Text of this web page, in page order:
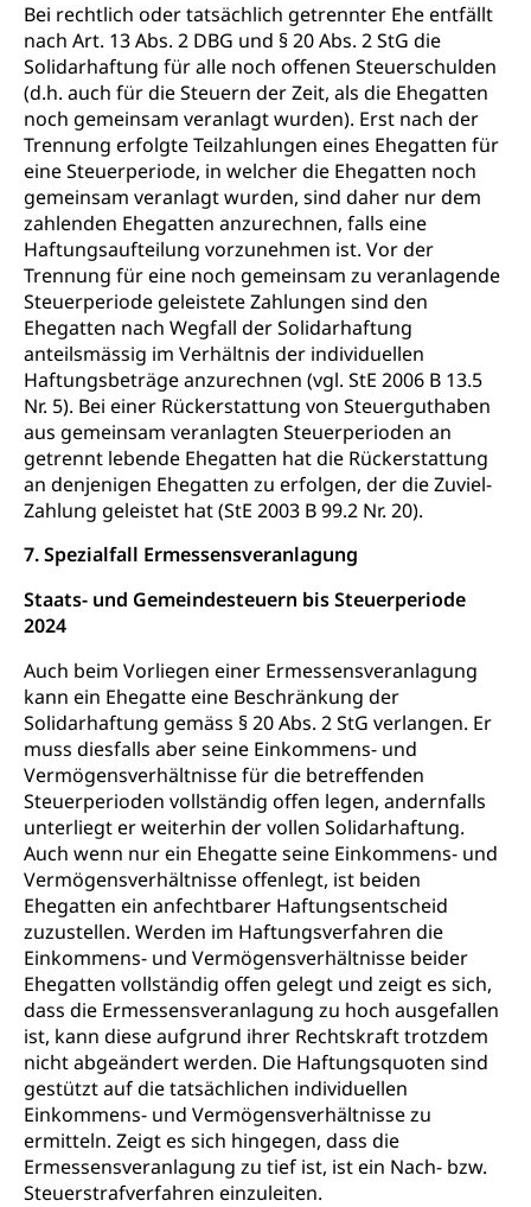
Bei rechtlich oder tatsächlich getrennter Ehe entfällt
nach Art. 13 Abs. 2 DBG und § 20 Abs. 2 StG die
Solidarhaftung für alle noch offenen Steuerschulden
(d.h. auch für die Steuern der Zeit, als die Ehegatten
noch gemeinsam veranlagt wurden). Erst nach der
Trennung erfolgte Teilzahlungen eines Ehegatten für
eine Steuerperiode, in welcher die Ehegatten noch
gemeinsam veranlagt wurden, sind daher nur dem
zahlenden Ehegatten anzurechnen, falls eine
Haftungsaufteilung vorzunehmen ist. Vor der
Trennung für eine noch gemeinsam zu veranlagende
Steuerperiode geleistete Zahlungen sind den
Ehegatten nach Wegfall der Solidarhaftung
anteilsmässig im Verhältnis der individuellen
Haftungsbeträge anzurechnen (vgl. StE 2006 B 13.5
Nr. 5). Bei einer Rückerstattung von Steuerguthaben
aus gemeinsam veranlagten Steuerperioden an
getrennt lebende Ehegatten hat die Rückerstattung
an denjenigen Ehegatten zu erfolgen, der die Zuviel-
Zahlung geleistet hat (StE 2003 B 99.2 Nr. 20).
7. Spezialfall Ermessensveranlagung
Staats- und Gemeindesteuern bis Steuerperiode
2024
Auch beim Vorliegen einer Ermessensveranlagung
kann ein Ehegatte eine Beschränkung der
Solidarhaftung gemäss § 20 Abs. 2 StG verlangen. Er
muss diesfalls aber seine Einkommens- und
Vermögensverhältnisse für die betreffenden
Steuerperioden vollständig offen legen, andernfalls
unterliegt er weiterhin der vollen Solidarhaftung.
Auch wenn nur ein Ehegatte seine Einkommens- und
Vermögensverhältnisse offenlegt, ist beiden
Ehegatten ein anfechtbarer Haftungsentscheid
zuzustellen. Werden im Haftungsverfahren die
Einkommens- und Vermögensverhältnisse beider
Ehegatten vollständig offen gelegt und zeigt es sich,
dass die Ermessensveranlagung zu hoch ausgefallen
ist, kann diese aufgrund ihrer Rechtskraft trotzdem
nicht abgeändert werden. Die Haftungsquoten sind
gestützt auf die tatsächlichen individuellen
Einkommens- und Vermögensverhältnisse zu
ermitteln. Zeigt es sich hingegen, dass die
Ermessensveranlagung zu tief ist, ist ein Nach- bzw.
Steuerstrafverfahren einzuleiten.